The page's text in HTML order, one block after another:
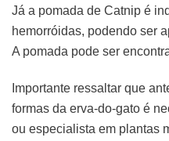
Já a pomada de Catnip é
hemorróidas, podendo ser
A pomada pode ser
Importante ressaltar que
formas da erva-do-gato é
ou especialista em plantas